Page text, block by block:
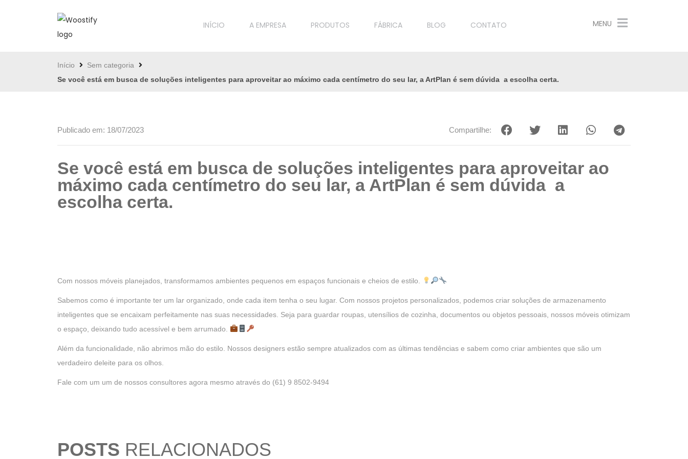
INÍCIO A EMPRESA PRODUTOS FÁBRICA BLOG CONTATO MENU
Início
Sem categoria
Se você está em busca de soluções inteligentes para aproveitar ao máximo cada centímetro do seu lar, a ArtPlan é sem dúvida a escolha certa.
Publicado em: 18/07/2023 Compartilhe:
Se você está em busca de soluções inteligentes para aproveitar ao
máximo cada centímetro do seu lar, a ArtPlan é sem dúvida a
escolha certa.
Com nossos móveis planejados, transformamos ambientes pequenos em espaços funcionais e cheios de estilo.
Sabemos como é importante ter um lar organizado, onde cada item tenha o seu lugar. Com nossos projetos personalizados, podemos criar soluções de armazenamento
inteligentes que se encaixam perfeitamente nas suas necessidades. Seja para guardar roupas, utensílios de cozinha, documentos ou objetos pessoais, nossos móveis otimizam
o espaço, deixando tudo acessível e bem arrumado.
Além da funcionalidade, não abrimos mão do estilo. Nossos designers estão sempre atualizados com as últimas tendências e sabem como criar ambientes que são um
verdadeiro deleite para os olhos.
Fale com um um de nossos consultores agora mesmo através do (61) 9 8502-9494
POSTS RELACIONADOS